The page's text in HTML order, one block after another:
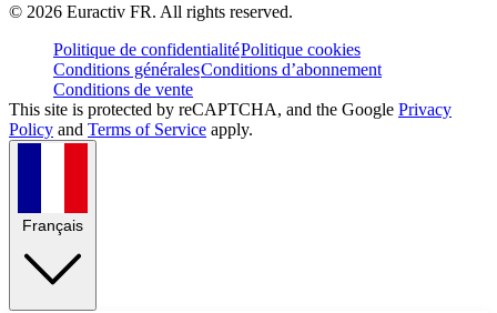
© 2026 Euractiv FR. All rights reserved.
Politique de confidentialitéPolitique cookies
Conditions généralesConditions d’abonnement
Conditions de vente
This site is protected by reCAPTCHA, and the Google Privacy
Policy and Terms of Service apply.
Français